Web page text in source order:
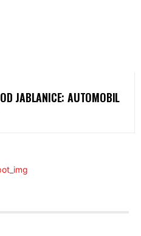
JABLANICE: AUTOMOBIL